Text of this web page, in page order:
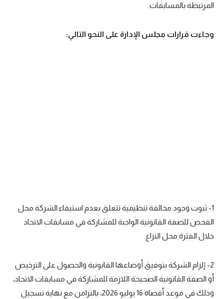
المرتبطة بالمسابقات.
وجاءت قرارات مجلس الإدارة على النحو التالي:
1- ثبوت وجود مخالفة تنظيمية تتعلق بعدم استيفاء الشركة محل
الفحص للصفة القانونية الواجبة للمشاركة في مسابقات الاتحاد
خلال الفترة محل النزاع.
2- إلزام الشركة بتوفيق أوضاعها القانونية والحصول على الترخيص
أو الصفة القانونية الصحيحة اللازمة للمشاركة في مسابقات الاتحاد،
وذلك في موعد أقصاه 16 يوليو 2026، بالتزامن مع نهاية تسجيل